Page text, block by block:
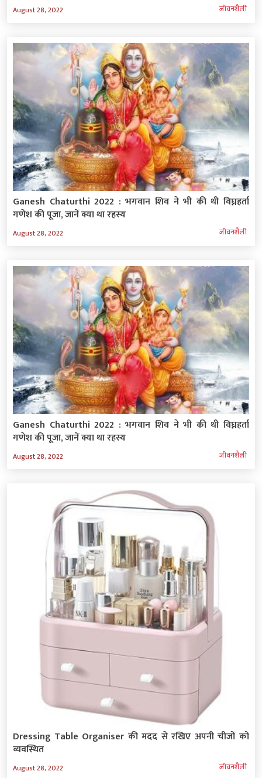
August 28, 2022 जीवनशैली
Ganesh Chaturthi 2022 : भगवान शिव ने भी की थी विघ्नहर्ता
गणेश की पूजा, जानें क्या था रहस्य
August 28, 2022 जीवनशैली
Ganesh Chaturthi 2022 : भगवान शिव ने भी की थी विघ्नहर्ता
गणेश की पूजा, जानें क्या था रहस्य
August 28, 2022 जीवनशैली
Dressing Table Organiser की मदद से रखिए अपनी चीजों को
व्यवस्थित
August 28, 2022 जीवनशैली